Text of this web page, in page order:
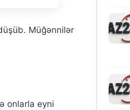
Müğənnilər
onlarla eyni